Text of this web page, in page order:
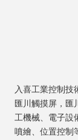
入喜工業控制技
匯川觸摸屏，匯
工機械、電子設
噴繪、位置控制